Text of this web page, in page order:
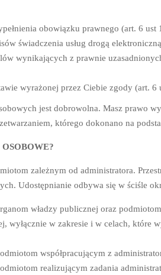
obowiązku prawnego (art. 6
świadczenia usług drogą
wynikających z prawnie
wyrażonej przez Ciebie zgody (art. 6
jest dobrowolna. Masz prawo
którego dokonano na
zależnym od administratora.
Udostępnianie odbywa się w ściśle
władzy publicznej oraz
wyłącznie w zakresie i w celach, które
współpracującym z
realizującym zadania